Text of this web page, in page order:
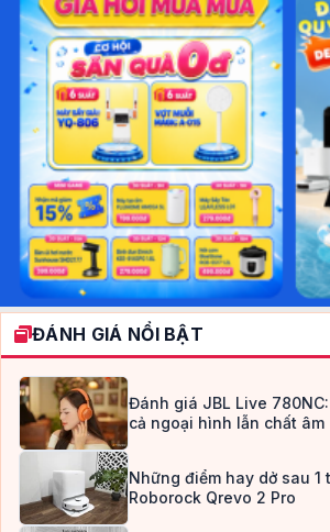
ĐÁNH GIÁ NỔI BẬT
Đánh giá JBL Live
cả ngoại hình lẫn chất âm
Những điểm hay dở sau 1
Roborock Qrevo 2 Pro